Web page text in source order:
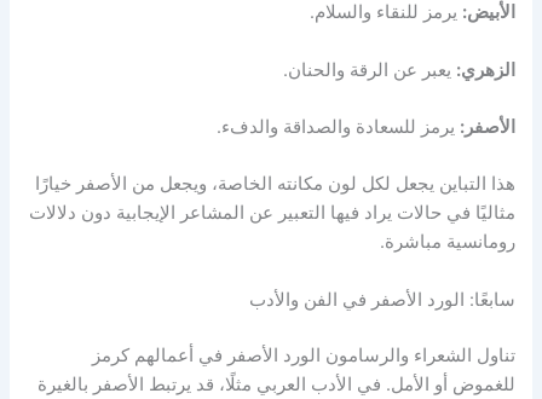
الأبيض: يرمز للنقاء والسلام.
الزهري: يعبر عن الرقة والحنان.
الأصفر: يرمز للسعادة والصداقة والدفء.
هذا التباين يجعل لكل لون مكانته الخاصة، ويجعل من الأصفر خيارًا
مثاليًا في حالات يراد فيها التعبير عن المشاعر الإيجابية دون دلالات
رومانسية مباشرة.
سابعًا: الورد الأصفر في الفن والأدب
تناول الشعراء والرسامون الورد الأصفر في أعمالهم كرمز
للغموض أو الأمل. في الأدب العربي مثلًا، قد يرتبط الأصفر بالغيرة